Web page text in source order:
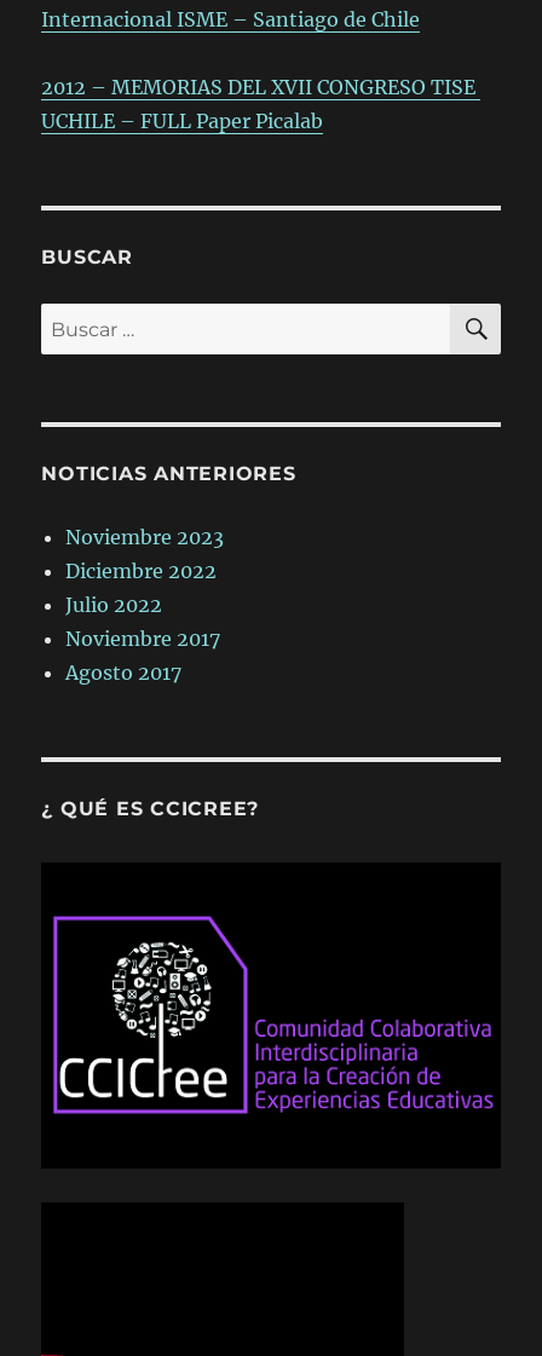
Internacional ISME – Santiago de Chile
2012 – MEMORIAS DEL XVII CONGRESO TISE
UCHILE – FULL Paper Picalab
BUSCAR
Buscar
por:
NOTICIAS ANTERIORES
Noviembre 2023
Diciembre 2022
Julio 2022
Noviembre 2017
Agosto 2017
¿ QUÉ ES CCICREE?